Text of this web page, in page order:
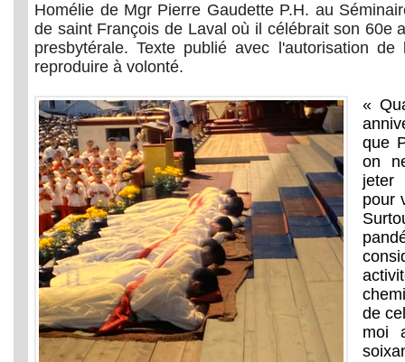
Homélie de Mgr Pierre Gaudette P.H. au
de saint François de Laval où il célébrait son 60e
presbytérale. Texte publié avec l'autorisation de
reproduire à volonté.
«
que
on
jeter
pour
de
moi